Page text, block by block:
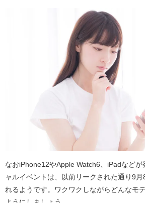
なおiPhone12やApple Watch6、iPadなど
ャルイベントは、以前リークされた通り9
れるようです。
ワクワクしながらどんなモ